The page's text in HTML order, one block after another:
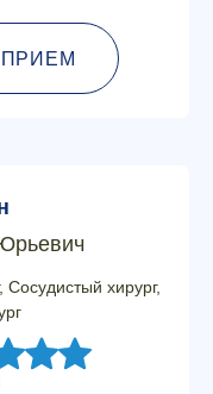
Сосудистый хирург,